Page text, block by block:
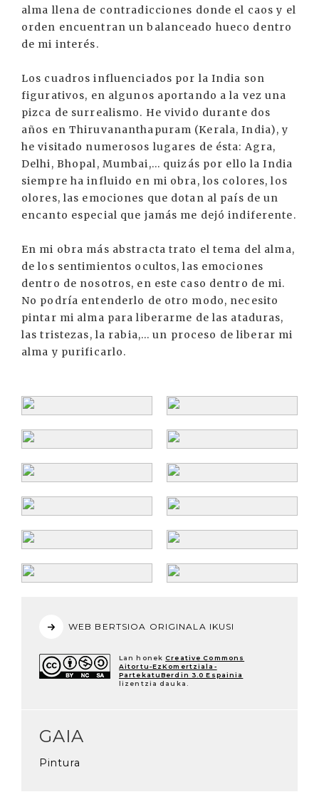
alma llena de contradicciones donde el caos y el
orden encuentran un balanceado hueco dentro
de mi interés.
Los cuadros influenciados por la India son
figurativos, en algunos aportando a la vez una
pizca de surrealismo. He vivido durante dos
años en Thiruvananthapuram (Kerala, India), y
he visitado numerosos lugares de ésta: Agra,
Delhi, Bhopal, Mumbai,... quizás por ello la India
siempre ha influido en mi obra, los colores, los
olores, las emociones que dotan al país de un
encanto especial que jamás me dejó indiferente.
En mi obra más abstracta trato el tema del alma,
de los sentimientos ocultos, las emociones
dentro de nosotros, en este caso dentro de mi.
No podría entenderlo de otro modo, necesito
pintar mi alma para liberarme de las ataduras,
las tristezas, la rabia,... un proceso de liberar mi
alma y purificarlo.
WEB BERTSIOA ORIGINALA IKUSI
Lan honek Creative Commons
Aitortu-EzKomertziala-
PartekatuBerdin 3.0 Espainia
lizentzia dauka.
GAIA
Pintura